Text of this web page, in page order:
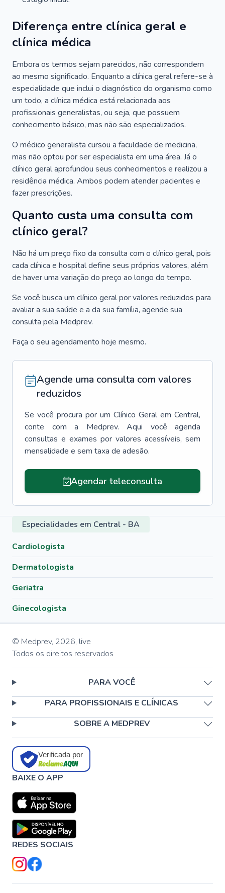
Diferença entre clínica geral e
clínica médica
Embora os termos sejam parecidos, não correspondem
ao mesmo significado. Enquanto a clínica geral refere-se à
especialidade que inclui o diagnóstico do organismo como
um todo, a clínica médica está relacionada aos
profissionais generalistas, ou seja, que possuem
conhecimento básico, mas não são especializados.
O médico generalista cursou a faculdade de medicina,
mas não optou por ser especialista em uma área. Já o
clínico geral aprofundou seus conhecimentos e realizou a
residência médica. Ambos podem atender pacientes e
fazer prescrições.
Quanto custa uma consulta com
clínico geral?
Não há um preço fixo da consulta com o clínico geral, pois
cada clínica e hospital define seus próprios valores, além
de haver uma variação do preço ao longo do tempo.
Se você busca um clínico geral por valores reduzidos para
avaliar a sua saúde e a da sua família, agende sua
consulta pela Medprev.
Faça o seu agendamento hoje mesmo.
Agende uma consulta com valores
reduzidos
Se você procura por um Clínico Geral em Central,
conte com a Medprev. Aqui você agenda
consultas e exames por valores acessíveis, sem
mensalidade e sem taxa de adesão.
Agendar teleconsulta
Especialidades em Central - BA
Cardiologista
Dermatologista
Geriatra
Ginecologista
© Medprev, 2026, live
Todos os direitos reservados
PARA VOCÊ
PARA PROFISSIONAIS E CLÍNICAS
SOBRE A MEDPREV
Verificada por
BAIXE O APP
REDES SOCIAIS